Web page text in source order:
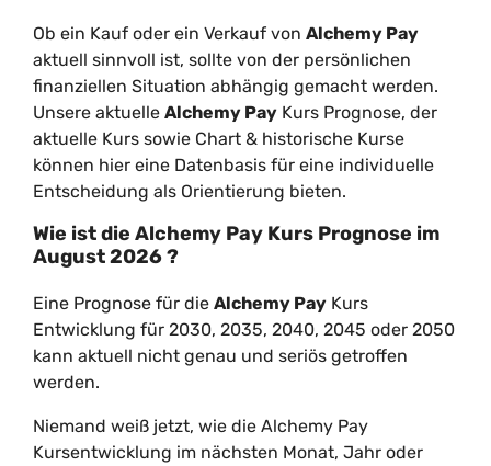
Ob ein Kauf oder ein Verkauf von Alchemy Pay
aktuell sinnvoll ist, sollte von der persönlichen
finanziellen Situation abhängig gemacht werden.
Unsere aktuelle Alchemy Pay Kurs Prognose, der
aktuelle Kurs sowie Chart & historische Kurse
können hier eine Datenbasis für eine individuelle
Entscheidung als Orientierung bieten.
Wie ist die Alchemy Pay Kurs Prognose im
August2026?
Eine Prognose für die Alchemy Pay Kurs
Entwicklung für 2030, 2035, 2040, 2045 oder 2050
kann aktuell nicht genau und seriös getroffen
werden.
Niemand weiß jetzt, wie die Alchemy Pay
Kursentwicklung im nächsten Monat, Jahr oder